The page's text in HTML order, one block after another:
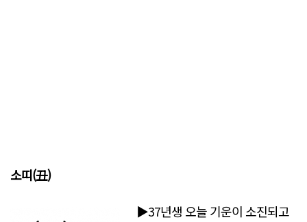
소띠(丑)
▶37년생 오늘 기운이 소진되고